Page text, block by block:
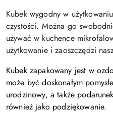
Kubek wygodny w
czystości. Można go
używać w kuchence
użytkowanie i zaoszczędzi
Kubek zapakowany jest w
może być doskonałym
urodzinowy, a także
również jako podziękowanie.